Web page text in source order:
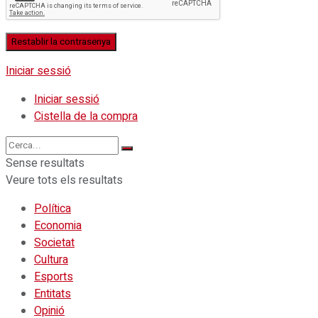
Iniciar sessió
Iniciar sessió
Cistella de la compra
Sense resultats
Veure tots els resultats
Política
Economia
Societat
Cultura
Esports
Entitats
Opinió